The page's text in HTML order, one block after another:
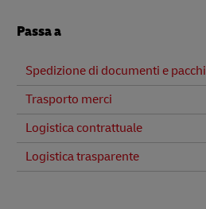
Passa a
Spedizione di documenti e pacchi
Trasporto merci
Logistica contrattuale
Logistica trasparente